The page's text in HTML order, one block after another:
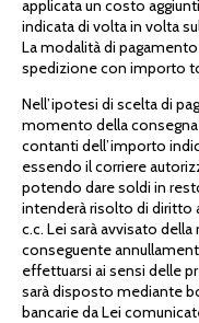
applicata un costo
indicata di volta in volta
La modalità di
spedizione con importo
Nell’ipotesi di scelta di
momento della
contanti dell’importo
essendo il corriere
potendo dare soldi in
intenderà risolto di diritto
c.c. Lei sarà avvisato
conseguente
effettuarsi ai sensi delle
sarà disposto mediante
bancarie da Lei